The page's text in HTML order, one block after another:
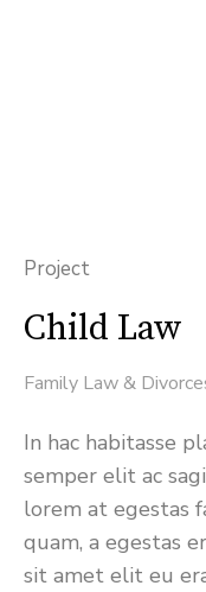
Project
Child Law
Family Law &
In hac habitasse
semper elit ac
lorem at egestas
quam, a egestas
sit amet elit eu